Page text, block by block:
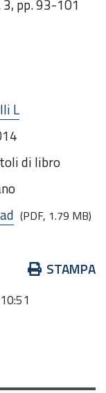
pp. 93-101
L
di libro
(PDF, 1.79 MB)
STAMPA